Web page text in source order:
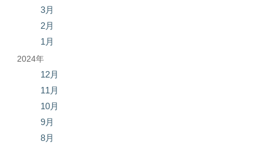
3月
2月
1月
2024年
12月
11月
10月
9月
8月